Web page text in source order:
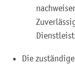
Die